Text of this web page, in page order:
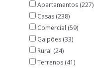
Apartamentos (227)
Casas (238)
Comercial (59)
Galpões (33)
Rural (24)
Terrenos (41)